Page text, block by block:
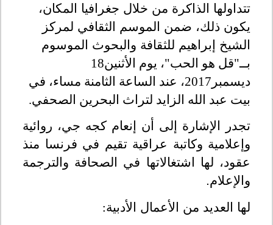
تتداولها الذاكرة من خلال جغرافيا المكان،
يكون ذلك، ضمن الموسم الثقافي لمركز
الشيخ إبراهيم للثقافة والبحوث الموسوم
بــ
"قل هو الحب"، يوم الأثنين18
ديسمبر2017، عند الساعة الثامنة مساء، في
بيت عبد الله الزايد لتراث البحرين الصحفي.
تجدر الإشارة إلى أن إنعام كجه جي، روائية
وإعلامية وكاتبة عراقية تقيم في فرنسا منذ
عقود، لها اشتغالاتها في الصحافة والترجمة
والإعلام.
لها العديد من الأعمال الأدبية: